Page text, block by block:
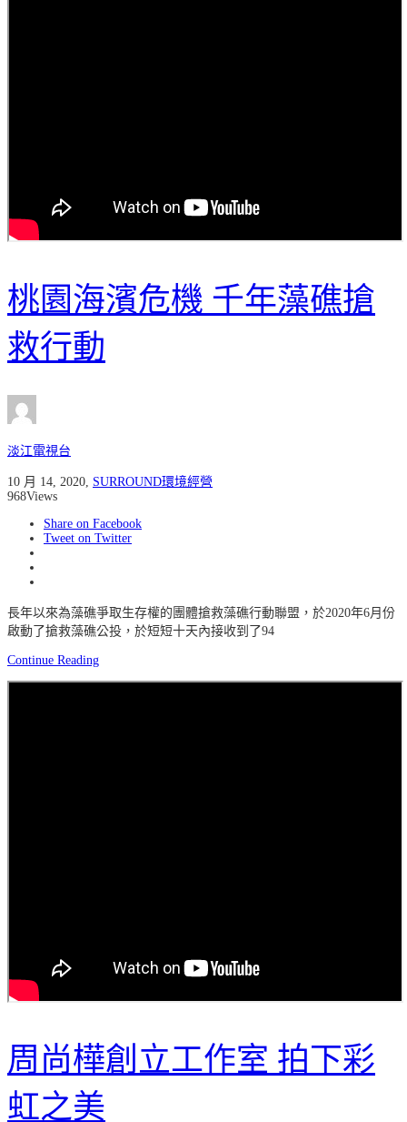
桃園海濱危機 千年藻礁搶
救行動
淡江電視台
10 月 14, 2020 SURROUND環境經營
968Views
Share on Facebook
Tweet on Twitter
長年以來為藻礁爭取生存權的團體搶救藻礁行動聯盟，於2020年6月份
啟動了搶救藻礁公投，於短短十天內接收到了94
Continue Reading
周尚樺創立工作室 拍下彩
虹之美